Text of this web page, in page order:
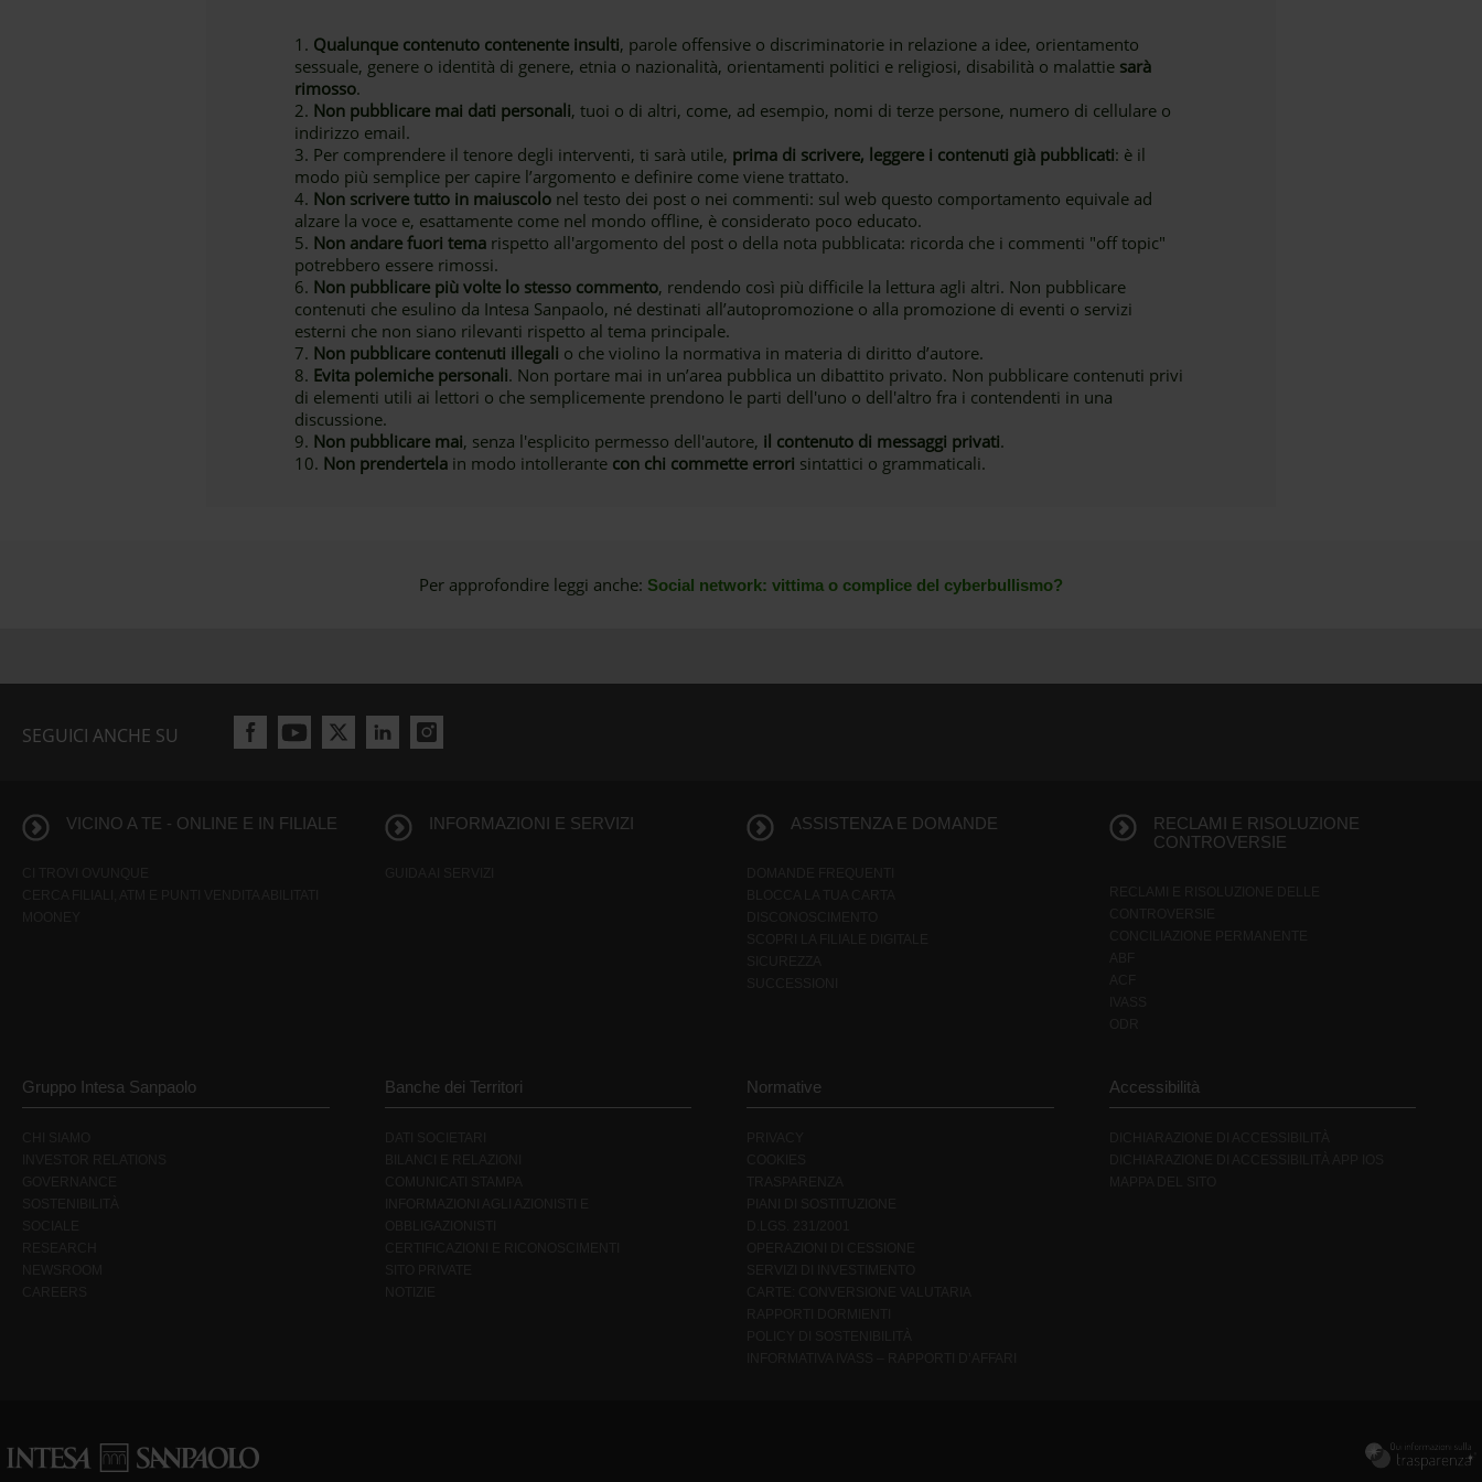
1. Qualunque contenuto contenente insulti, parole offensive o discriminatorie in relazione a idee, orientamento
sessuale, genere o identità di genere, etnia o nazionalità, orientamenti politici e religiosi, disabilità o malattie sarà
rimosso.
2. Non pubblicare mai dati personali, tuoi o di altri, come, ad esempio, nomi di terze persone, numero di cellulare o
indirizzo email.
3. Per comprendere il tenore degli interventi, ti sarà utile, prima di scrivere, leggere i contenuti già pubblicati: è il
modo più semplice per capire l’argomento e definire come viene trattato.
4. Non scrivere tutto in maiuscolo nel testo dei post o nei commenti: sul web questo comportamento equivale ad
alzare la voce e, esattamente come nel mondo offline, è considerato poco educato.
5. Non andare fuori tema rispetto all'argomento del post o della nota pubblicata: ricorda che i commenti "off topic"
potrebbero essere rimossi.
6. Non pubblicare più volte lo stesso commento, rendendo così più difficile la lettura agli altri. Non pubblicare
contenuti che esulino da Intesa Sanpaolo, né destinati all’autopromozione o alla promozione di eventi o servizi
esterni che non siano rilevanti rispetto al tema principale.
7. Non pubblicare contenuti illegali o che violino la normativa in materia di diritto d’autore.
8. Evita polemiche personali. Non portare mai in un’area pubblica un dibattito privato. Non pubblicare contenuti privi
di elementi utili ai lettori o che semplicemente prendono le parti dell'uno o dell'altro fra i contendenti in una
discussione.
9. Non pubblicare mai, senza l'esplicito permesso dell'autore, il contenuto di messaggi privati.
10. Non prendertela in modo intollerante con chi commette errori sintattici o grammaticali.
Per approfondire leggi anche: Social network: vittima o complice del cyberbullismo?
SEGUICI ANCHE SU
VICINO A TE - ONLINE E IN FILIALE INFORMAZIONI E SERVIZI ASSISTENZA E DOMANDE
RECLAMI E RISOLUZIONE
CONTROVERSIE
Gruppo Intesa Sanpaolo Banche dei Territori Normative Accessibilità